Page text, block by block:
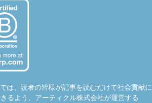
は、読者の皆様が記事を読むだけで社会貢献に
るよう、アーティクル株式会社が運営する